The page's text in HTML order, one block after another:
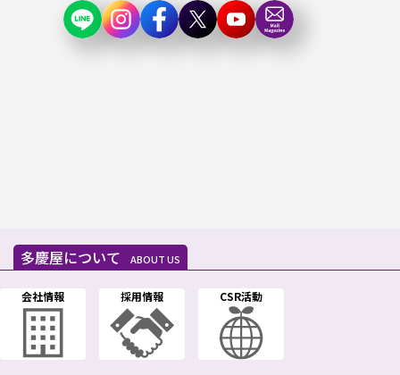
多慶屋について ABOUT US
会社情報 採用情報 CSR活動